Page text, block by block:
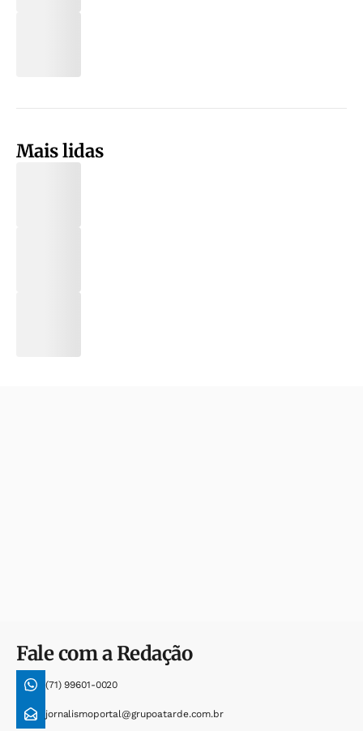
Mais lidas
Fale com a Redação
(71) 99601-0020
jornalismoportal@grupoatarde.com.br